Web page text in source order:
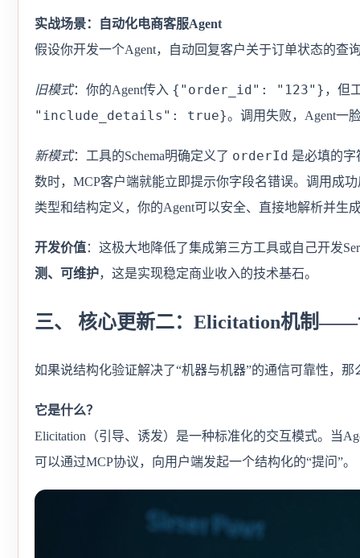
实战场景：自动化电商客服Agent
假设你开发一个Agent，自动回复客户关于订单状态的查
旧模式：你的Agent传入 {"order_id": "123"} ，但
"include_details": true}。调用失败，Agent一
新模式：工具的Schema明确定义了 orderId 是必填的字
数时，MCP客户端就能立即提示你字段名错误。调用成
类型和结构定义，你的Agent可以安全、直接地解析并生
开发价值：这极大地降低了集成第三方工具或自己开发
测、可维护，这是实现稳定商业收入的技术基石。
三、 核心更新二：Elicitation机制——
如果说结构化验证解决了“机器与机器”的通信可靠性，那
它是什么？
Elicitation（引导、诱发）是一种标准化的交互模式。当
可以通过MCP协议，向用户端发起一个结构化的“提问”。